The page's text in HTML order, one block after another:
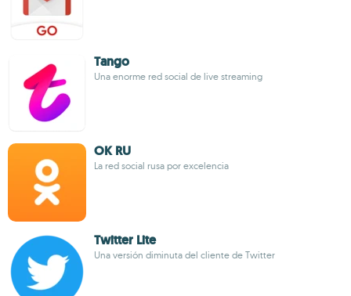
Tango
Una enorme red social de live streaming
OK RU
La red social rusa por excelencia
Twitter Lite
Una versión diminuta del cliente de Twitter